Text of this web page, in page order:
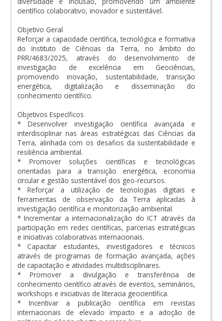
científico colaborativo, inovador e sustentável.
Objetivo Geral
Reforçar a capacidade científica, tecnológica e formativa
do Instituto de Ciências da Terra, no âmbito do
PRR/4683/2025, através do desenvolvimento de
investigação de excelência em Geociências,
promovendo inovação, sustentabilidade, transição
energética, digitalização e disseminação do
conhecimento científico.
Objetivos Específicos
* Desenvolver investigação científica avançada e
interdisciplinar nas áreas estratégicas das Ciências da
Terra, alinhada com os desafios da sustentabilidade e
resiliência ambiental.
* Promover soluções científicas e tecnológicas
orientadas para a transição energética, economia
circular e gestão sustentável dos geo-recursos.
* Reforçar a utilização de tecnologias digitais e
ferramentas de observação da Terra aplicadas à
investigação científica e monitorização ambiental.
* Incrementar a internacionalização do ICT através da
participação em redes científicas, parcerias estratégicas
e iniciativas colaborativas internacionais.
* Capacitar estudantes, investigadores e técnicos
através de programas de formação avançada, ações
de capacitação e atividades multidisciplinares.
* Promover a divulgação e transferência de
conhecimento científico através de eventos, seminários,
workshops e iniciativas de literacia geocientífica.
* Incentivar a publicação científica em revistas
internacionais de elevado impacto e a adoção de